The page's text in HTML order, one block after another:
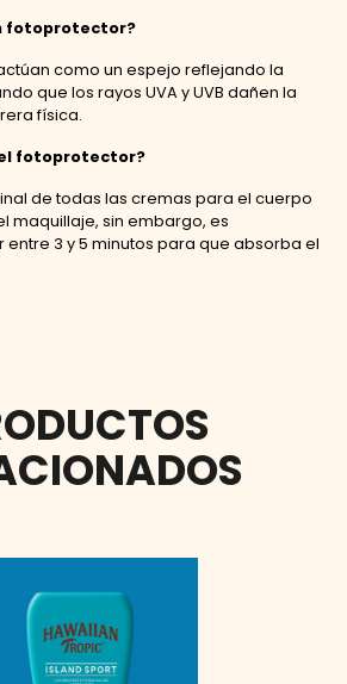
fotoprotector?
como un espejo reflejando la
que los rayos UVA y UVB dañen la
física.
fotoprotector?
de todas las cremas para el cuerpo
maquillaje, sin embargo, es
3 y 5 minutos para que absorba el